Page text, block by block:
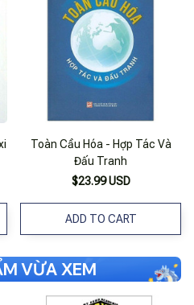
Toàn Cầu Hóa - Hợp Tác Và
Đấu Tranh
$23.99 USD
ADD TO CART
VỪA XEM